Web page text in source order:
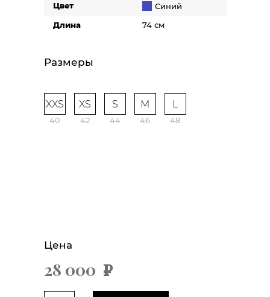
Цвет
Синий
Длина
74 см
Размеры
XXS
40
XS
42
S
44
M
46
L
48
Цена
28 000 х